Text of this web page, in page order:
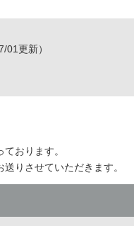
01更新）
おります。
りさせていただきます。